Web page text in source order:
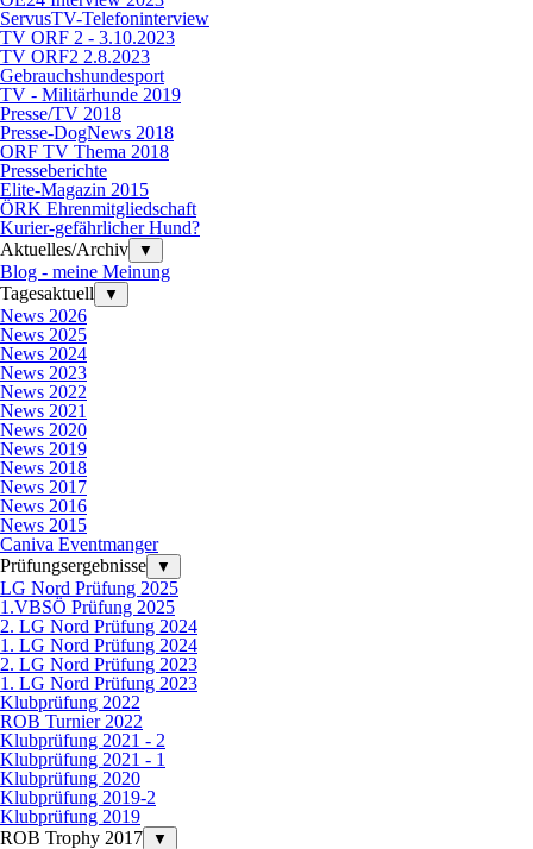
ServusTV-Telefoninterview
TV ORF 2 - 3.10.2023
TV ORF2 2.8.2023
Gebrauchshundesport
TV - Militärhunde 2019
Presse/TV 2018
Presse-DogNews 2018
ORF TV Thema 2018
Presseberichte
Elite-Magazin 2015
ÖRK Ehrenmitgliedschaft
Kurier-gefährlicher Hund?
Aktuelles/Archiv
▼
Blog - meine Meinung
Tagesaktuell
▼
News 2026
News 2025
News 2024
News 2023
News 2022
News 2021
News 2020
News 2019
News 2018
News 2017
News 2016
News 2015
Caniva Eventmanger
Prüfungsergebnisse
▼
LG Nord Prüfung 2025
1.VBSÖ Prüfung 2025
2. LG Nord Prüfung 2024
1. LG Nord Prüfung 2024
2. LG Nord Prüfung 2023
1. LG Nord Prüfung 2023
Klubprüfung 2022
ROB Turnier 2022
Klubprüfung 2021 - 2
Klubprüfung 2021 - 1
Klubprüfung 2020
Klubprüfung 2019-2
Klubprüfung 2019
ROB Trophy 2017
▼